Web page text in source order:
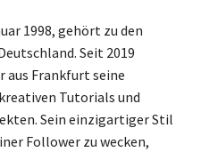
1998, gehört zu den
Seit 2019
Frankfurt seine
Tutorials und
Sein einzigartiger Stil
Follower zu wecken,